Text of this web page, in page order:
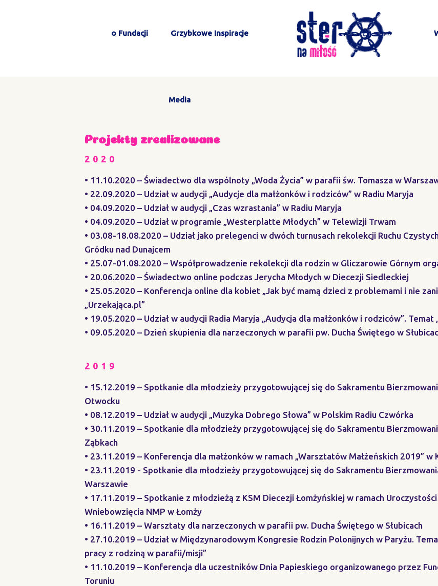
o Fundacji Grzybkowe Inspiracje
Media
Projekty zrealizowane
2020
• 11.10.2020 – Świadectwo dla wspólnoty „Woda Życia” w parafii św. Tomasza w
• 22.09.2020 – Udział w audycji „Audycje dla małżonków i rodziców” w Radiu Maryja
• 04.09.2020 – Udział w audycji „Czas wzrastania” w Radiu Maryja
• 04.09.2020 – Udział w programie „Westerplatte Młodych” w Telewizji Trwam
• 03.08-18.08.2020 – Udział jako prelegenci w dwóch turnusach rekolekcji Ruchu
Gródku nad Dunajcem
• 25.07-01.08.2020 – Współprowadzenie rekolekcji dla rodzin w Gliczarowie Górnym
• 20.06.2020 – Świadectwo online podczas Jerycha Młodych w Diecezji Siedleckiej
• 25.05.2020 – Konferencja online dla kobiet „Jak być mamą dzieci z problemami i nie
„Urzekająca.pl”
• 19.05.2020 – Udział w audycji Radia Maryja „Audycja dla małżonków i rodziców”.
• 09.05.2020 – Dzień skupienia dla narzeczonych w parafii pw. Ducha Świętego w
2019
• 15.12.2019 – Spotkanie dla młodzieży przygotowującej się do Sakramentu
Otwocku
• 08.12.2019 – Udział w audycji „Muzyka Dobrego Słowa” w Polskim Radiu Czwórka
• 30.11.2019 – Spotkanie dla młodzieży przygotowującej się do Sakramentu
Ząbkach
• 23.11.2019 – Konferencja dla małżonków w ramach „Warsztatów Małżeńskich 2019”
• 23.11.2019 - Spotkanie dla młodzieży przygotowującej się do Sakramentu
Warszawie
• 17.11.2019 – Spotkanie z młodzieżą z KSM Diecezji Łomżyńskiej w ramach
Wniebowzięcia NMP w Łomży
• 16.11.2019 – Warsztaty dla narzeczonych w parafii pw. Ducha Świętego w Słubicach
• 27.10.2019 – Udział w Międzynarodowym Kongresie Rodzin Polonijnych w Paryżu.
pracy z rodziną w parafii/misji”
• 11.10.2019 – Konferencja dla uczestników Dnia Papieskiego organizowanego przez
Toruniu